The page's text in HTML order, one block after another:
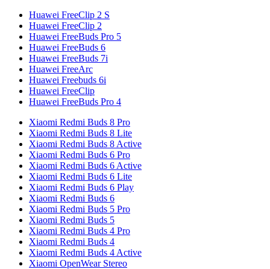
Huawei FreeClip 2 S
Huawei FreeClip 2
Huawei FreeBuds Pro 5
Huawei FreeBuds 6
Huawei FreeBuds 7i
Huawei FreeArc
Huawei Freebuds 6i
Huawei FreeClip
Huawei FreeBuds Pro 4
Xiaomi Redmi Buds 8 Pro
Xiaomi Redmi Buds 8 Lite
Xiaomi Redmi Buds 8 Active
Xiaomi Redmi Buds 6 Pro
Xiaomi Redmi Buds 6 Active
Xiaomi Redmi Buds 6 Lite
Xiaomi Redmi Buds 6 Play
Xiaomi Redmi Buds 6
Xiaomi Redmi Buds 5 Pro
Xiaomi Redmi Buds 5
Xiaomi Redmi Buds 4 Pro
Xiaomi Redmi Buds 4
Xiaomi Redmi Buds 4 Active
Xiaomi OpenWear Stereo